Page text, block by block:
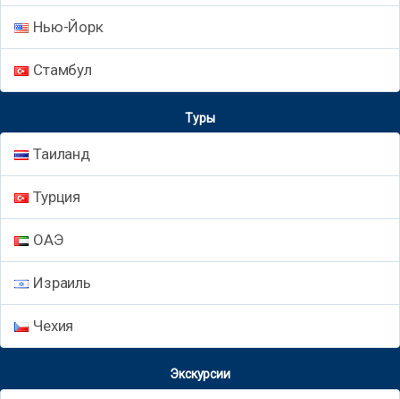
Нью-Йорк
Стамбул
Туры
Таиланд
Турция
ОАЭ
Израиль
Чехия
Экскурсии